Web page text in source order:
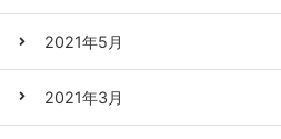
2021年5月
2021年3月